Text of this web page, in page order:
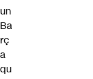
un
Ba
rç
a
qu